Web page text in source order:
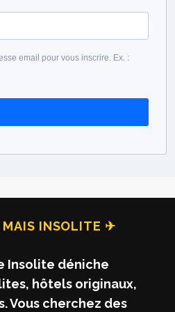
email pour vous inscrire. Ex. :
MAIS INSOLITE ✈
Insolite déniche
hôtels originaux,
Vous cherchez des